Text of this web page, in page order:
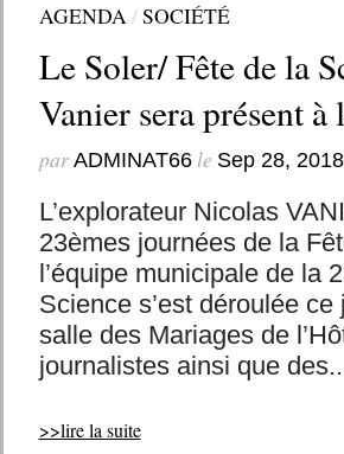
AGENDA/SOCIÉTÉ
Le Soler/ Fête de la
Vanier sera présent
par ADMINAT66le Sep 28, 2018
L’explorateur Nicolas
23èmes journées de la
l’équipe municipale de la
Science s’est déroulée
salle des Mariages de
journalistes ainsi que
>>lire la suite